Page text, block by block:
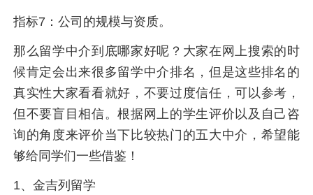
指标7：公司的规模与资质。
那么留学中介到底哪家好呢？大家在网上搜索的时
候肯定会出来很多留学中介排名，但是这些排名的
真实性大家看看就好，不要过度信任，可以参考，
但不要盲目相信。根据网上的学生评价以及自己咨
询的角度来评价当下比较热门的五大中介，希望能
够给同学们一些借鉴！
1、金吉列留学